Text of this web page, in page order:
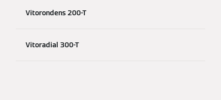
Vitorondens 200-T
Vitoradial 300-T